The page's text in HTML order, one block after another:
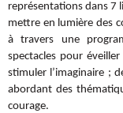
représentations dans 7
mettre en lumière des
à travers une
spectacles pour
stimuler l’imaginaire ;
abordant des
courage.